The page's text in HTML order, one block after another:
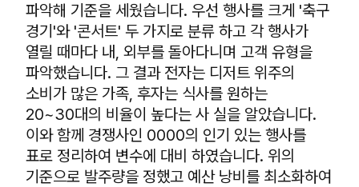
파악해 기준을 세웠습니다. 우선 행사를 크게 '축구
경기'와 '콘서트' 두 가지로 분류 하고 각 행사가
열릴 때마다 내, 외부를 돌아다니며 고객 유형을
파악했습니다. 그 결과 전자는 디저트 위주의
소비가 많은 가족, 후자는 식사를 원하는
20~30대의 비율이 높다는 사 실을 알았습니다.
이와 함께 경쟁사인 0000의 인기 있는 행사를
표로 정리하여 변수에 대비 하였습니다. 위의
기준으로 발주량을 정했고 예산 낭비를 최소화하여